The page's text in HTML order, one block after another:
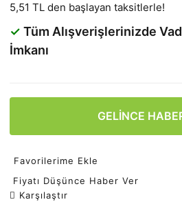
5,51 TL den başlayan taksitlerle!
✓ Tüm Alışverişlerinizde
İmkanı
GELİNCE
Favorilerime Ekle
Fiyatı Düşünce Haber Ver
Karşılaştır